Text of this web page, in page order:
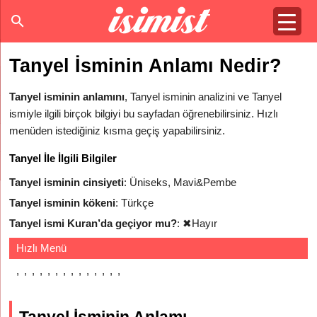
Tanyel İsminin Anlamı Nedir?
Tanyel isminin anlamını, Tanyel isminin analizini ve Tanyel
ismiyle ilgili birçok bilgiyi bu sayfadan öğrenebilirsiniz. Hızlı
menüden istediğiniz kısma geçiş yapabilirsiniz.
Tanyel İle İlgili Bilgiler
Tanyel isminin cinsiyeti: Üniseks, Mavi&Pembe
Tanyel isminin kökeni: Türkçe
Tanyel ismi Kuran’da geçiyor mu?: ✖Hayır
Hızlı Menü